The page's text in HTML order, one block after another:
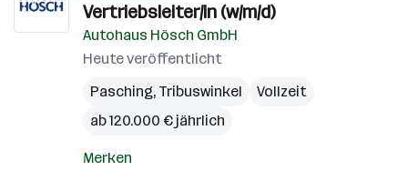
Vertriebsleiter/in (w/m/d)
Autohaus Hösch GmbH
Heute veröffentlicht
Pasching, Tribuswinkel
Vollzeit
ab 120.000 € jährlich
Merken